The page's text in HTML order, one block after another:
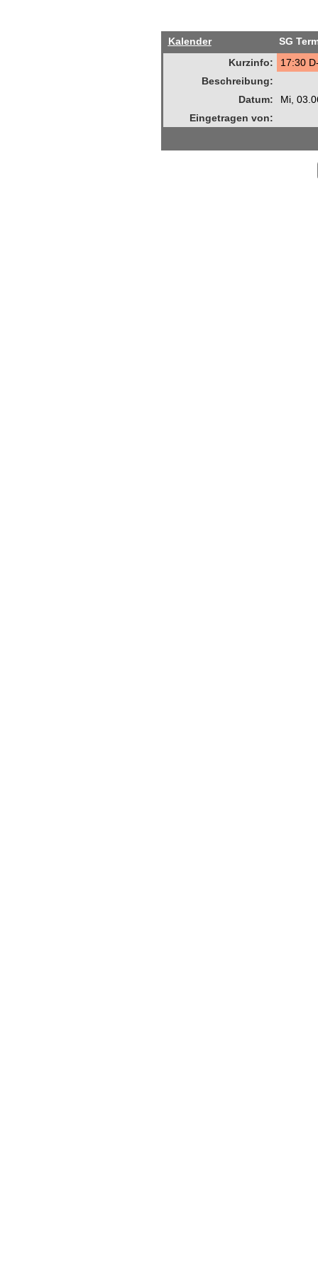
Kalender
SG
Kurzinfo:
17:30
Beschreibung:
Datum:
Mi,
Eingetragen von: